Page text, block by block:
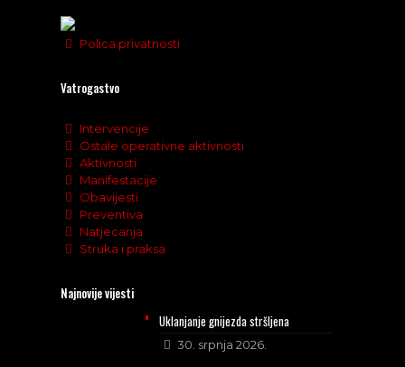
Polica privatnosti
Vatrogastvo
Intervencije
Ostale operativne aktivnosti
Aktivnosti
Manifestacije
Obavijesti
Preventiva
Natjecanja
Struka i praksa
Najnovije vijesti
Uklanjanje gnijezda stršljena
30. srpnja 2026.